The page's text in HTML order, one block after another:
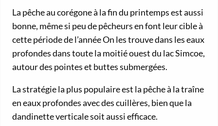
La pêche au corégone à la fin du printemps est aussi
bonne, même si peu de pêcheurs en font leur cible à
cette période de l’année On les trouve dans les eaux
profondes dans toute la moitié ouest du lac Simcoe,
autour des pointes et buttes submergées.
La stratégie la plus populaire est la pêche à la traîne
en eaux profondes avec des cuillères, bien que la
dandinette verticale soit aussi efficace.